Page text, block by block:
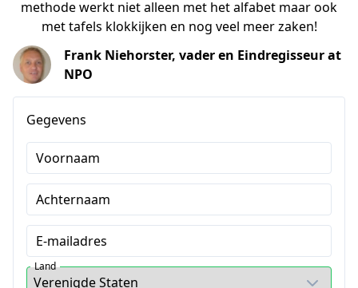
methode werkt niet alleen met het alfabet maar ook
met tafels klokkijken en nog veel meer zaken!
Frank Niehorster, vader en Eindregisseur at
NPO
Gegevens
Voornaam
Achternaam
E-mailadres
Land